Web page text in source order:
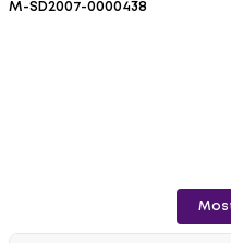
M-SD2007-0000438